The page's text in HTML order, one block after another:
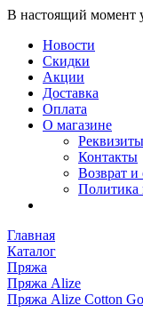
В настоящий момент
Новости
Скидки
Акции
Доставка
Оплата
О магазине
Реквизиты
Контакты
Возврат и
Политика
Главная
Каталог
Пряжа
Пряжа Alize
Пряжа Alize Cotton